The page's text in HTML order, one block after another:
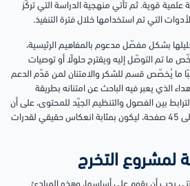
علمية قوية. ثم تأتي منهجية الدراسة التي تركّز
التي تم استخدامها خلال فترة التنفيذ.
بشكل مفصّل مدعوم بالمفاهيم الرئيسية،
ما تم التوصّل إليه ويقترح حلولًا أو توصيات
ما يُخصّص قسم للشكر والامتنان لمن قدّم الدعم
الذي يعبر فيه الباحث عن امتنانه بطريقة
بين الفصول والتنظيم الجيّد للمحتوى، على أن
يتراوح حجمه الإجمالي بين 40 إلى 45 صفحة، ليكون بمثابة انعكاس حقيقي لقدرات
لمشروع التخرج